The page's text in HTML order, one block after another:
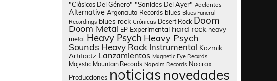
"Clásicos Del Género" "Sonidos Del Ayer" Adelantos
Alternative Argonauta Records blues Blues Funeral
Recordings blues rock Crónicas Desert Rock Doom
Doom Metal EP Experimental hard rock heavy
metal Heavy Psych Heavy Psych
Sounds Heavy Rock Instrumental Kozmik
Artifactz Lanzamientos Magnetic Eye Records
Majestic Mountain Records Napalm Records Nooirax
Producciones noticias novedades